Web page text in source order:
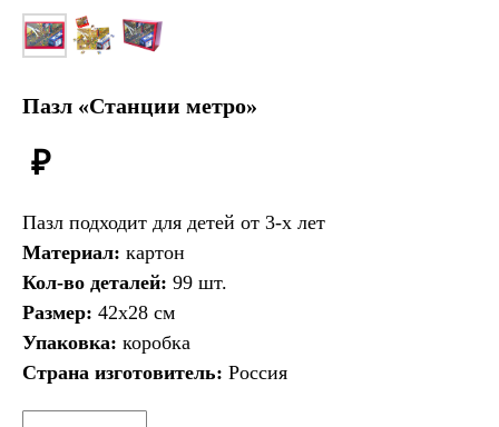
Пазл «Станции метро»
₽
Пазл подходит для детей от 3-х лет
Материал: картон
Кол-во деталей: 99 шт.
Размер: 42х28 см
Упаковка: коробка
Страна изготовитель: Россия